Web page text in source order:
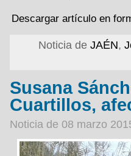
Descargar artículo en
Noticia de JAÉN,
Susana
Cuartillos,
Noticia de 08 marzo